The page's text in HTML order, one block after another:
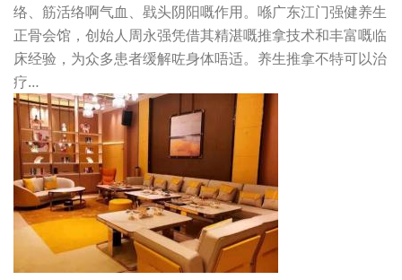
络、筋活络啊气血、戥头阴阳嘅作用。喺广东江门强健养生
正骨会馆，创始人周永强凭借其精湛嘅推拿技术和丰富嘅临
床经验，为众多患者缓解咗身体唔适。养生推拿不特可以治
疗…